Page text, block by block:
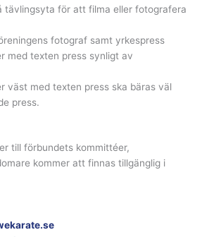
tävlingsyta för att filma eller fotografera
fotograf samt yrkespress
med texten press synligt av
väst med texten press ska bäras väl
press.
till förbundets kommittéer,
kommer att finnas tillgänglig i